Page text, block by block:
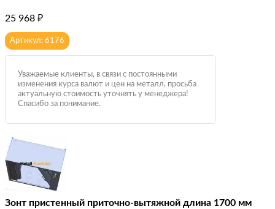
25 968 ₽
Артикул: 6176
Уважаемые клиенты, в связи с постоянными
изменения курса валют и цен на металл, просьба
актуальную стоимость уточнять у менеджера!
Спасибо за понимание.
Зонт пристенный приточно-вытяжной длина 1700 мм